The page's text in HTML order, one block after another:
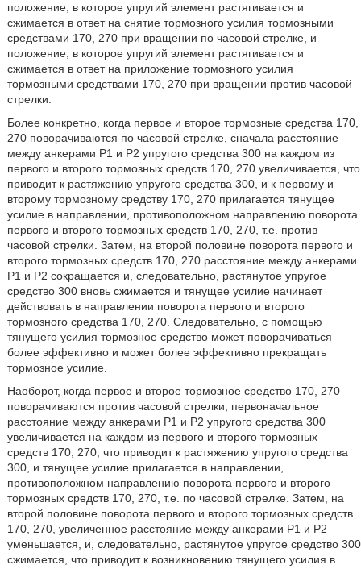
положение, в которое упругий элемент растягивается и
сжимается в ответ на снятие тормозного усилия тормозными
средствами 170, 270 при вращении по часовой стрелке, и
положение, в которое упругий элемент растягивается и
сжимается в ответ на приложение тормозного усилия
тормозными средствами 170, 270 при вращении против часовой
стрелки.
Более конкретно, когда первое и второе тормозные средства 170,
270 поворачиваются по часовой стрелке, сначала расстояние
между анкерами P1 и P2 упругого средства 300 на каждом из
первого и второго тормозных средств 170, 270 увеличивается, что
приводит к растяжению упругого средства 300, и к первому и
второму тормозному средству 170, 270 прилагается тянущее
усилие в направлении, противоположном направлению поворота
первого и второго тормозных средств 170, 270, т.е. против
часовой стрелки. Затем, на второй половине поворота первого и
второго тормозных средств 170, 270 расстояние между анкерами
P1 и P2 сокращается и, следовательно, растянутое упругое
средство 300 вновь сжимается и тянущее усилие начинает
действовать в направлении поворота первого и второго
тормозного средства 170, 270. Следовательно, с помощью
тянущего усилия тормозное средство может поворачиваться
более эффективно и может более эффективно прекращать
тормозное усилие.
Наоборот, когда первое и второе тормозное средство 170, 270
поворачиваются против часовой стрелки, первоначальное
расстояние между анкерами P1 и P2 упругого средства 300
увеличивается на каждом из первого и второго тормозных
средств 170, 270, что приводит к растяжению упругого средства
300, и тянущее усилие прилагается в направлении,
противоположном направлению поворота первого и второго
тормозных средств 170, 270, т.е. по часовой стрелке. Затем, на
второй половине поворота первого и второго тормозных средств
170, 270, увеличенное расстояние между анкерами P1 и P2
уменьшается, и, следовательно, растянутое упругое средство 300
сжимается, что приводит к возникновению тянущего усилия в